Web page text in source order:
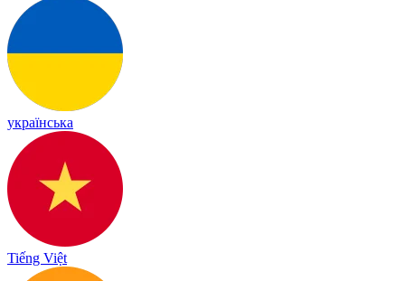
українська
Tiếng Việt